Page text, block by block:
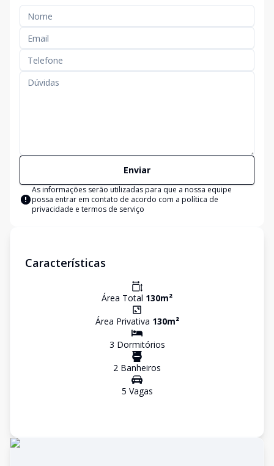
Enviar
As informações serão utilizadas para que a nossa equipe
possa entrar em contato de acordo com a política de
privacidade e termos de serviço
Características
Área Total 130m²
Área Privativa 130m²
3 Dormitórios
2 Banheiros
5 Vagas